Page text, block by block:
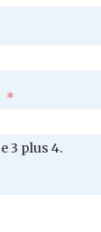
*
3 plus 4.